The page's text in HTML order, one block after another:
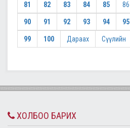
81 82 83 84 85 86
90 91 92 93 94 95
99 100 Дараах Сүүлийн
ХОЛБОО БАРИХ